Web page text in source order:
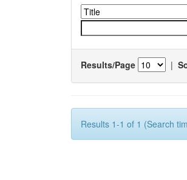
Results/Page |
Results 1-1 of 1 (Search